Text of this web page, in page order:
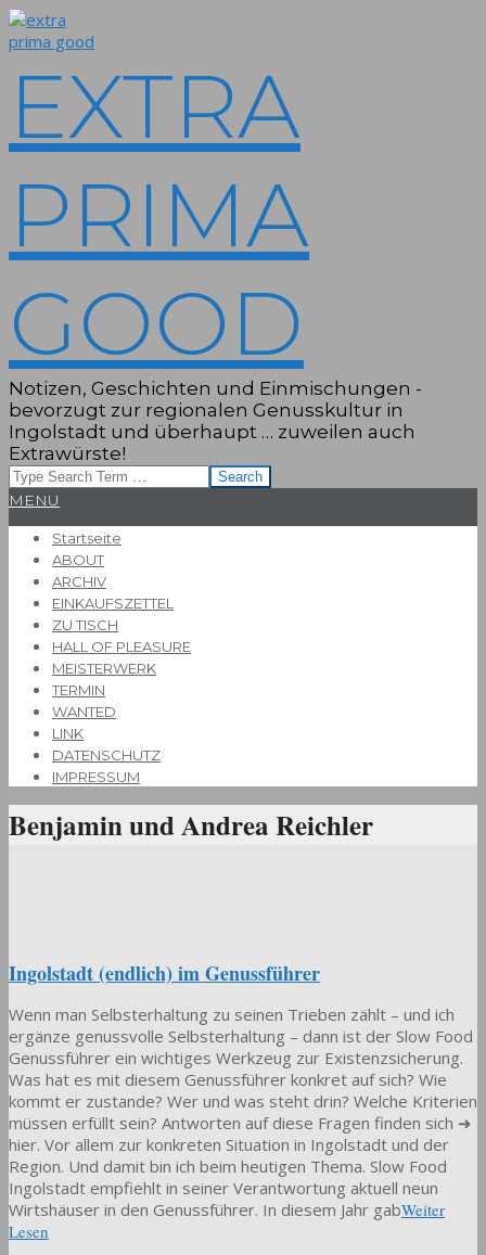
Skip
to
EXTRA
PRIMA
GOOD
Notizen, Geschichten und Einmischungen -
bevorzugt zur regionalen Genusskultur in
Ingolstadt und überhaupt … zuweilen auch
Extrawürste!
Search
Primary
Menu
MENU
Startseite
ABOUT
ARCHIV
EINKAUFSZETTEL
ZU TISCH
HALL OF PLEASURE
MEISTERWERK
TERMIN
WANTED
LINK
DATENSCHUTZ
IMPRESSUM
Benjamin und Andrea Reichler
Ingolstadt (endlich) im Genussführer
Wenn man Selbsterhaltung zu seinen Trieben zählt – und ich
ergänze genussvolle Selbsterhaltung – dann ist der Slow Food
Genussführer ein wichtiges Werkzeug zur Existenzsicherung.
Was hat es mit diesem Genussführer konkret auf sich? Wie
kommt er zustande? Wer und was steht drin? Welche Kriterien
müssen erfüllt sein? Antworten auf diese Fragen finden sich ➜
hier. Vor allem zur konkreten Situation in Ingolstadt und der
Region. Und damit bin ich beim heutigen Thema. Slow Food
Ingolstadt empfiehlt in seiner Verantwortung aktuell neun
Wirtshäuser in den Genussführer. In diesem Jahr gabWeiter
Lesen